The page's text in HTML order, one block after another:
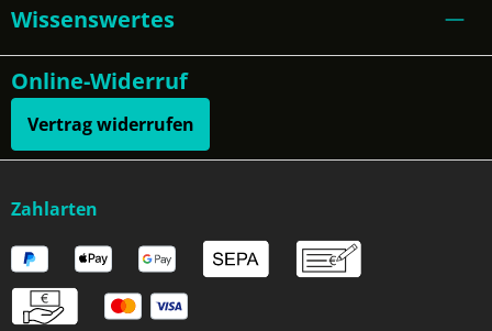
Wissenswertes
Online-Widerruf
Vertrag widerrufen
Zahlarten